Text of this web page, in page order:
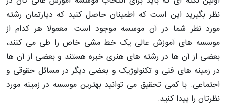
نظر بگیرید این است که اطمینان حاصل کنید که دپارتمان رشته
مورد نظر شما در آن موسسه موجود است. معمولا هر کدام از
موسسه های آموزش عالی یک خط مشی خاص را طی می کنند،
بعضی از آن ها در رشته های هنری خبره هستند و بعضی از آن ها
در زمینه های فنی و تکنولوژیک و بعضی دیگر در مسائل حقوقی و
اجتماعی. با کمی تحقیق می توانید بهترین موسسه در زمینه مورد
نظرتان را پیدا کنید.